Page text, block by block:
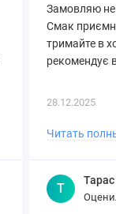
Замовляю
Смак
тримайте в
рекомендує
28.12.2025
Читать
Т
Тарас